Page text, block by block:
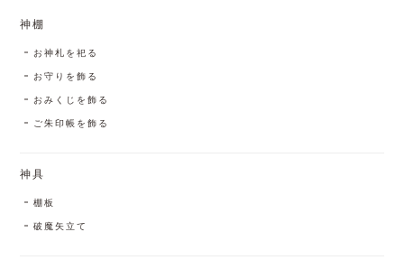
神棚
お神札を祀る
お守りを飾る
おみくじを飾る
ご朱印帳を飾る
神具
棚板
破魔矢立て